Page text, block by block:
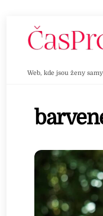
Web, kde jsou ženy